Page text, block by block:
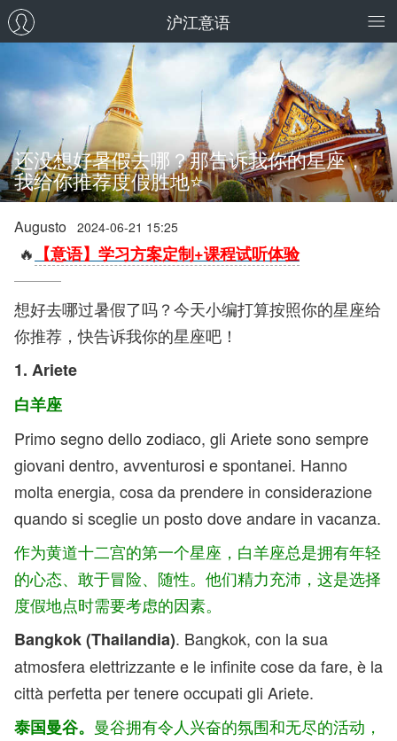
沪江意语
还没想好暑假去哪？那告诉我你的星座，
我给你推荐度假胜地⭐
Augusto 2024-06-21 15:25
🔥 【意语】学习方案定制+课程试听体验
想好去哪过暑假了吗？今天小编打算按照你的星座给
你推荐，快告诉我你的星座吧！
1. Ariete
白羊座
Primo segno dello zodiaco, gli Ariete sono sempre
giovani dentro, avventurosi e spontanei. Hanno
molta energia, cosa da prendere in considerazione
quando si sceglie un posto dove andare in vacanza.
作为黄道十二宫的第一个星座，白羊座总是拥有年轻
的心态、敢于冒险、随性。他们精力充沛，这是选择
度假地点时需要考虑的因素。
Bangkok (Thailandia). Bangkok, con la sua
atmosfera elettrizzante e le infinite cose da fare, è la
città perfetta per tenere occupati gli Ariete.
泰国曼谷。 曼谷拥有令人兴奋的氛围和无尽的活动，